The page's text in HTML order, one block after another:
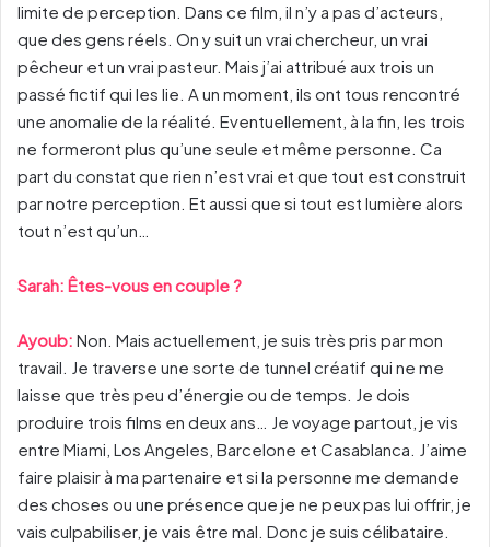
limite de perception. Dans ce film, il n’y a pas d’acteurs,
que des gens réels. On y suit un vrai chercheur, un vrai
pêcheur et un vrai pasteur. Mais j’ai attribué aux trois un
passé fictif qui les lie. A un moment, ils ont tous rencontré
une anomalie de la réalité. Eventuellement, à la fin, les trois
ne formeront plus qu’une seule et même personne. Ca
part du constat que rien n’est vrai et que tout est construit
par notre perception. Et aussi que si tout est lumière alors
tout n’est qu’un…
Sarah: Êtes-vous en couple ?
Ayoub: Non. Mais actuellement, je suis très pris par mon
travail. Je traverse une sorte de tunnel créatif qui ne me
laisse que très peu d’énergie ou de temps. Je dois
produire trois films en deux ans… Je voyage partout, je vis
entre Miami, Los Angeles, Barcelone et Casablanca. J’aime
faire plaisir à ma partenaire et si la personne me demande
des choses ou une présence que je ne peux pas lui offrir, je
vais culpabiliser, je vais être mal. Donc je suis célibataire.